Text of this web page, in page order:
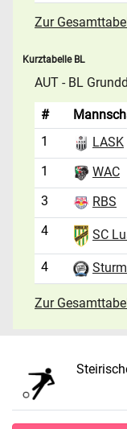
Zur
Kurztabelle BL
AUT - BL
#
1
LASK
1
WAC
3
RBS
4
SC
4
Zur